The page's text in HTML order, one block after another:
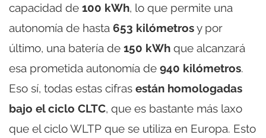
capacidad de 100 kWh, lo que permite una
autonomía de hasta 653 kilómetrosy por
último, una batería de 150 kWh que alcanzará
esa prometida autonomía de 940 kilómetros.
Eso sí, todas estas cifras están homologadas
bajo el ciclo CLTC, que es bastante más laxo
que el ciclo WLTP que se utiliza en Europa. Esto